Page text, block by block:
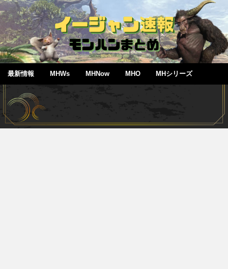
最新情報 MHWs MHNow MHO MHシリーズ